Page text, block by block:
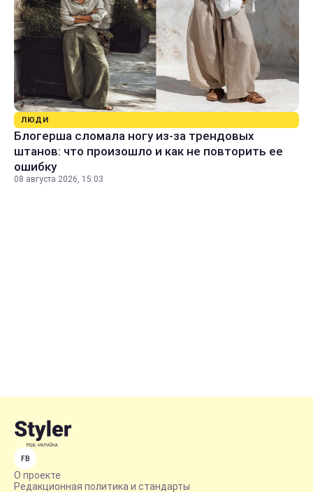
ЛЮДИ
Блогерша сломала ногу из-за трендовых
штанов: что произошло и как не повторить ее
ошибку
08 августа 2026, 15:03
FB
О проекте
Редакционная политика и стандарты